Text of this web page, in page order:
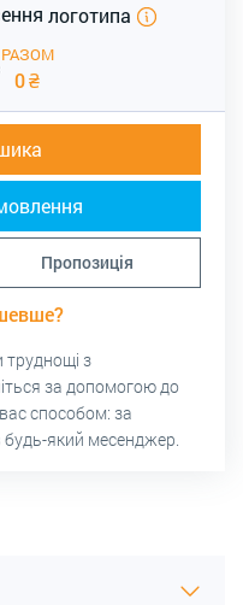
логотипа
РАЗОМ
0₴
Пропозиція
труднощі з
за допомогою до
способом: за
будь-який месенджер.